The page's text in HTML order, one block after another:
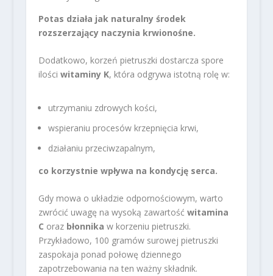
Potas działa jak naturalny środek
rozszerzający naczynia krwionośne.
Dodatkowo, korzeń pietruszki dostarcza spore
ilości witaminy K, która odgrywa istotną rolę w:
utrzymaniu zdrowych kości,
wspieraniu procesów krzepnięcia krwi,
działaniu przeciwzapalnym,
co korzystnie wpływa na kondycję serca.
Gdy mowa o układzie odpornościowym, warto
zwrócić uwagę na wysoką zawartość witamina
C oraz błonnika w korzeniu pietruszki.
Przykładowo, 100 gramów surowej pietruszki
zaspokaja ponad połowę dziennego
zapotrzebowania na ten ważny składnik.